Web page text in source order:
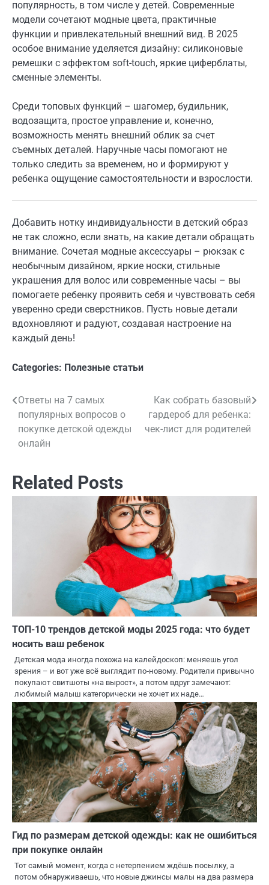
популярность, в том числе у детей. Современные
модели сочетают модные цвета, практичные
функции и привлекательный внешний вид. В 2025
особое внимание уделяется дизайну: силиконовые
ремешки с эффектом soft-touch, яркие циферблаты,
сменные элементы.
Среди топовых функций – шагомер, будильник,
водозащита, простое управление и, конечно,
возможность менять внешний облик за счет
съемных деталей. Наручные часы помогают не
только следить за временем, но и формируют у
ребенка ощущение самостоятельности и взрослости.
Добавить нотку индивидуальности в детский образ
не так сложно, если знать, на какие детали обращать
внимание. Сочетая модные аксессуары – рюкзак с
необычным дизайном, яркие носки, стильные
украшения для волос или современные часы – вы
помогаете ребенку проявить себя и чувствовать себя
уверенно среди сверстников. Пусть новые детали
вдохновляют и радуют, создавая настроение на
каждый день!
Categories: Полезные статьи
Навигация
по
записям
Ответы на 7 самых
популярных вопросов о
покупке детской одежды
онлайн
Как собрать базовый
гардероб для ребенка:
чек-лист для родителей
Related Posts
ТОП-10 трендов детской моды 2025 года: что будет
носить ваш ребенок
Детская мода иногда похожа на калейдоскоп: меняешь угол
зрения – и вот уже всё выглядит по‑новому. Родители привычно
покупают свитшоты «на вырост», а потом вдруг замечают:
любимый малыш категорически не хочет их наде…
Гид по размерам детской одежды: как не ошибиться
при покупке онлайн
Тот самый момент, когда с нетерпением ждёшь посылку, а
потом обнаруживаешь, что новые джинсы малы на два размера